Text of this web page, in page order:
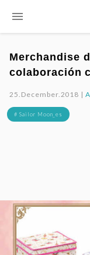
menu
Merchandise
colaboración
25.December.2018 |
# Sailor Moon_es